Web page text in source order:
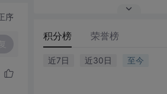
序
积分榜 荣誉榜
近7日 近30日 至今